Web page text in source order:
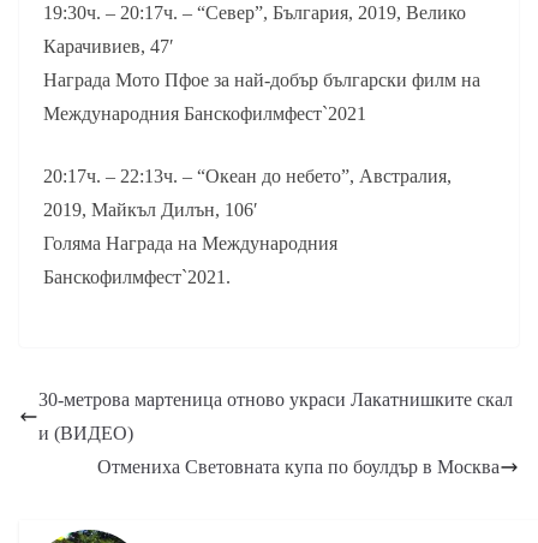
19:30ч. – 20:17ч. – “Север”, България, 2019, Велико
Карачивиев, 47′
Награда Мото Пфое за най-добър български филм на
Международния Банскофилмфест`2021
20:17ч. – 22:13ч. – “Океан до небето”, Австралия,
2019, Майкъл Дилън, 106′
Голяма Награда на Международния
Банскофилмфест`2021.
30-метрова мартеница отново украси Лакатнишките скал
и (ВИДЕО)
Отмениха Световната купа по боулдър в Москва